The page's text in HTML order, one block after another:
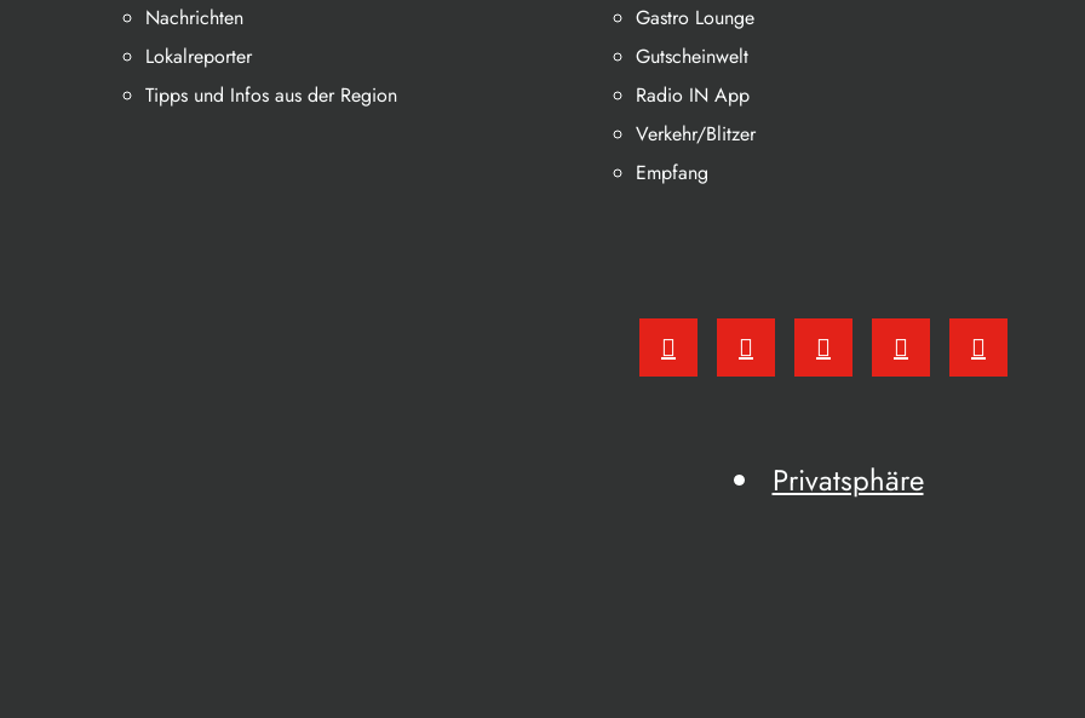
Nachrichten
Lokalreporter
Tipps und Infos aus der Region
Gastro Lounge
Gutscheinwelt
Radio IN App
Verkehr/Blitzer
Empfang
Privatsphäre